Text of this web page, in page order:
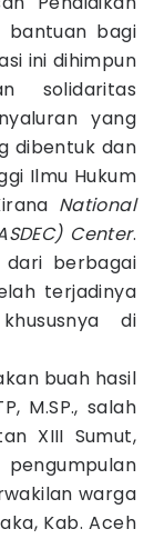
bantuan bagi
ini dihimpun
solidaritas
yang
dibentuk dan
Ilmu Hukum
National
Center.
dari berbagai
terjadinya
di
buah hasil
M.SP., salah
XIII Sumut,
warga
Kab. Aceh